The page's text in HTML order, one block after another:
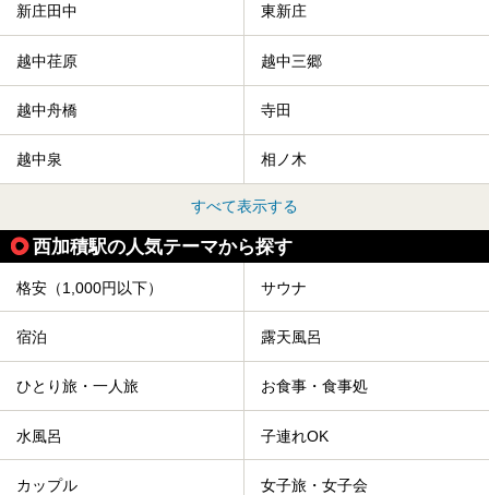
新庄田中 東新庄
越中荏原 越中三郷
越中舟橋 寺田
越中泉 相ノ木
すべて表示する
西加積駅の人気テーマから探す
格安（1,000円以下） サウナ
宿泊 露天風呂
ひとり旅・一人旅 お食事・食事処
水風呂 子連れOK
カップル 女子旅・女子会